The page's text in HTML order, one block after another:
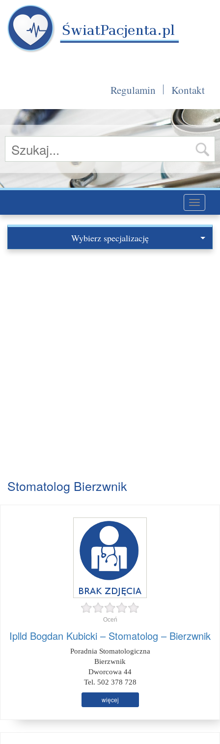
Regulamin Kontakt
Toggle
Wybierz specjalizację
Stomatolog Bierzwnik
Oceń
Iplld Bogdan Kubicki – Stomatolog – Bierzwnik
Poradnia Stomatologiczna
Bierzwnik
Dworcowa 44
Tel. 502 378 728
więcej